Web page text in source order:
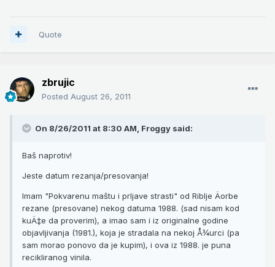
Quote
zbrujic
Posted August 26, 2011
On 8/26/2011 at 8:30 AM, Froggy said:
Baš naprotiv!
Jeste datum rezanja/presovanja!
Imam "Pokvarenu maštu i prljave strasti" od Riblje Äorbe
rezane (presovane) nekog datuma 1988. (sad nisam kod
kuÄ‡e da proverim), a imao sam i iz originalne godine
objavljivanja (1981.), koja je stradala na nekoj Å¾urci (pa
sam morao ponovo da je kupim), i ova iz 1988. je puna
recikliranog vinila.